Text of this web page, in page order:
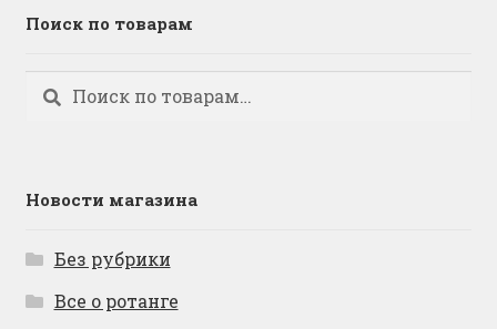
Поиск по товарам
Искать:
Поиск
Новости магазина
Без рубрики
Все о ротанге